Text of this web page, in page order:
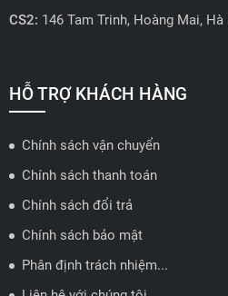
CS2: 146 Tam Trinh, Hoàng Mai, Hà
🗺️Xem trên bản đồ
ĐẠI LÝ QUẬN 2 HCM - HẢI
🔰 Địa chỉ: 78-80 Vũ Tông Phan,
📍 Hotline: 0938584113
🗺️Xem trên bản đồ
HỖ TRỢ KHÁCH HÀNG
Chính sách vận chuyển
Chính sách thanh toán
Chính sách đổi trả
Chính sách bảo mật
Phân định trách nhiệm...